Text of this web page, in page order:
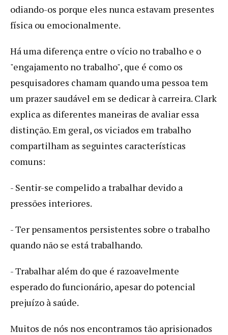
odiando-os porque eles nunca estavam presentes
física ou emocionalmente.
Há uma diferença entre o vício no trabalho e o
"engajamento no trabalho", que é como os
pesquisadores chamam quando uma pessoa tem
um prazer saudável em se dedicar à carreira. Clark
explica as diferentes maneiras de avaliar essa
distinção. Em geral, os viciados em trabalho
compartilham as seguintes características
comuns:
- Sentir-se compelido a trabalhar devido a
pressões interiores.
- Ter pensamentos persistentes sobre o trabalho
quando não se está trabalhando.
- Trabalhar além do que é razoavelmente
esperado do funcionário, apesar do potencial
prejuízo à saúde.
Muitos de nós nos encontramos tão aprisionados